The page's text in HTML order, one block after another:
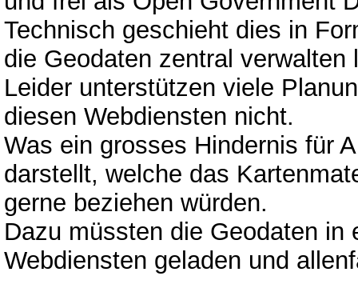
Technisch geschieht dies in
die Geodaten zentral verwalten
Leider unterstützen viele
diesen Webdiensten nicht.
Was ein grosses Hindernis für
darstellt, welche das
gerne beziehen würden.
Dazu müssten die Geodaten
Webdiensten geladen und